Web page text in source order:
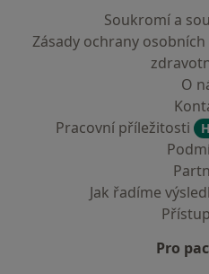
Soukromí a
Zásady ochrany
O
Pracovní příležitosti
Jak řadíme
Pro